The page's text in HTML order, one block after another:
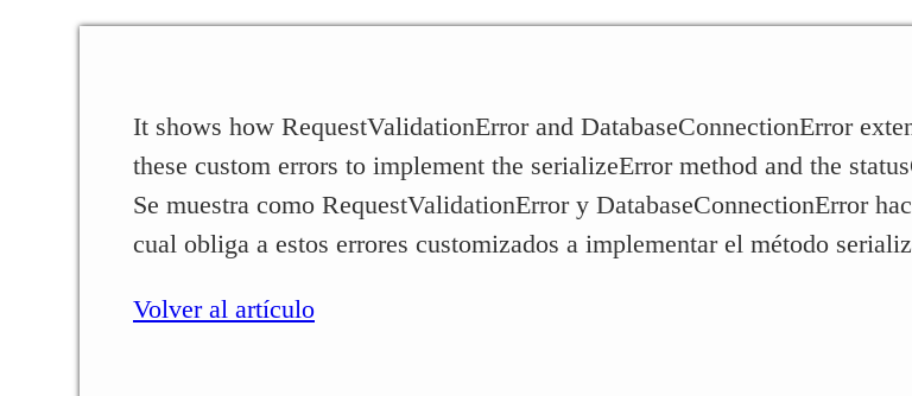
It shows how RequestValidationError and DatabaseConnectionError
these custom errors to implement the serializeError method and the
Se muestra como RequestValidationError y DatabaseConnectionError
cual obliga a estos errores customizados a implementar el método
Volver al artículo